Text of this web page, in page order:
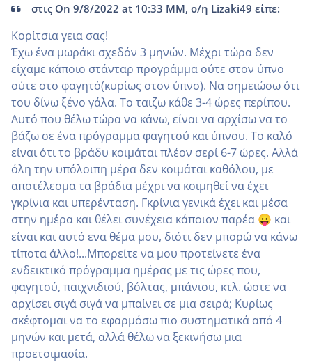
στις On 9/8/2022 at 10:33 ΜΜ, ο/η Lizaki49 είπε:
Κορίτσια γεια σας!
Έχω ένα μωράκι σχεδόν 3 μηνών. Μέχρι τώρα δεν
είχαμε κάποιο στάνταρ προγράμμα ούτε στον ύπνο
ούτε στο φαγητό(κυρίως στον ύπνο). Να σημειώσω ότι
του δίνω ξένο γάλα. Το ταιζω κάθε 3-4 ώρες περίπου.
Αυτό που θέλω τώρα να κάνω, είναι να αρχίσω να το
βάζω σε ένα πρόγραμμα φαγητού και ύπνου. Το καλό
είναι ότι το βράδυ κοιμάται πλέον σερί 6-7 ώρες. Αλλά
όλη την υπόλοιπη μέρα δεν κοιμάται καθόλου, με
αποτέλεσμα τα βράδια μέχρι να κοιμηθεί να έχει
γκρίνια και υπερένταση. Γκρίνια γενικά έχει και μέσα
στην ημέρα και θέλει συνέχεια κάποιον παρέα 😛 και
είναι και αυτό ενα θέμα μου, διότι δεν μπορώ να κάνω
τίποτα άλλο!...Μπορείτε να μου προτείνετε ένα
ενδεικτικό πρόγραμμα ημέρας με τις ώρες που,
φαγητού, παιχνιδιού, βόλτας, μπάνιου, κτλ. ώστε να
αρχίσει σιγά σιγά να μπαίνει σε μια σειρά; Κυρίως
σκέφτομαι να το εφαρμόσω πιο συστηματικά από 4
μηνών και μετά, αλλά θέλω να ξεκινήσω μια
προετοιμασία.